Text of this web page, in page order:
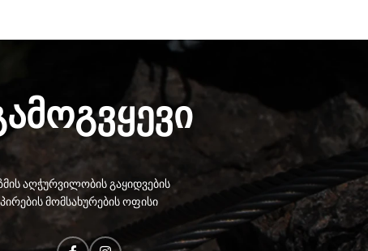
აღჭურვილობის გაყიდვების
მომსახურების ოფისი